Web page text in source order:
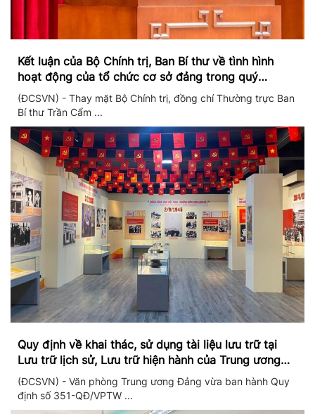
Kết luận của Bộ Chính trị, Ban Bí thư về tình hình
hoạt động của tổ chức cơ sở đảng trong quý
II/2026
(ĐCSVN) - Thay mặt Bộ Chính trị, đồng chí Thường trực Ban
Bí thư Trần Cẩm ...
Quy định về khai thác, sử dụng tài liệu lưu trữ tại
Lưu trữ lịch sử, Lưu trữ hiện hành của Trung ương
Đảng và Văn phòng Trung ương Đảng
(ĐCSVN) - Văn phòng Trung ương Đảng vừa ban hành Quy
định số 351-QĐ/VPTW ...